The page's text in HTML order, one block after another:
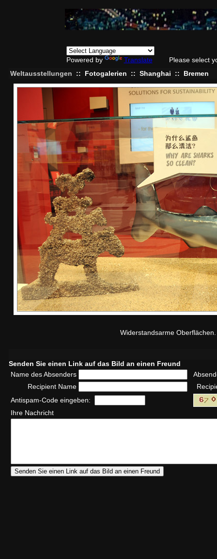
Powered by Translate
Please select
Weltausstellungen
:: Fotogalerien :: Shanghai :: Bremen
Widerstandsarme
Senden Sie einen Link auf das Bild an einen Freund
Name des Absenders
Recipient Name
Antispam-Code eingeben:
Ihre Nachricht